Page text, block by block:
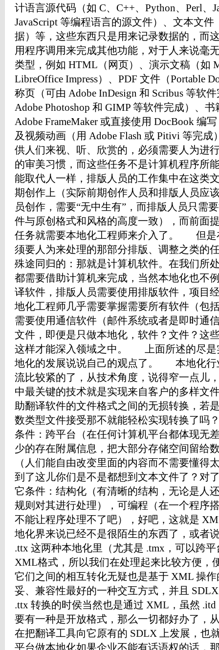
计语言源代码（如 C、C++、Python、Perl、
JavaScript 等编程语言的源文件）、文本文
据）等，这些东西只是用来记录数据的，而
用程序调用来完成其他功能，对于人来说毫
类型，例如 HTML（网页）、演示文稿（如
LibreOffice Impress）、PDF 文件（Portable
称页（可由 Adobe InDesign 和 Scribus 等软
Adobe Photoshop 和 GIMP 等软件完成）、
Adobe FrameMaker 或直接使用 DocBook 编
及视频动画（用 Adobe Flash 或 Pitivi 等完
供人们来视、听、欣赏的，必须需要人为进
的审美习惯，而这些任务不是计算机程序所
能取代人一样，排版人员的工作集中在这类
期创作上（实际前期创作人员和排版人员应
员创作，需要“无中生有”，而排版人员只需
件与原创格式和风格的高度一致），而前面
任务就需要本地化工程师来介入了。 但是
须要人为来处理的那部分排版、调整之类的
殊途同归的：那就是计算机软件。在我们所
都需要借助计算机来完成，当然本地化也不
译软件，排版人员需要使用排版软件，项目
地化工程师几乎需要掌握需要所有软件（包
需要使用通信软件（邮件系统或者是即时通
文件，即便是只做本地化，软件？文件？这
这样才能深入领域之中。 上面所述的尽是
地化的发展说说自己的观点了。 本地化行
流比较紧的了，从技术角度，说得窄一点儿
中最关键的技术就是实现来自客户的多样文
助翻译软件的文件格式之间的无损转换，若
数类型文件接受那不就能轻松实现转换了吗
条件：跨平台（在任何计算机平台都体现无
少的存在附属信息，把大部分存储空间留给
（人们能自由改变里面的内容而不需要懂得
到了这儿你们是不是都想到文本文件了？对
它条件：结构化（有清晰的结构，无论是人
规则对其进行处理），可编程（在一个程序
不能让程序处理不了吧），好吧，这就是
地化界来说已经不是很陌生的东西了，或者
.ttx 这两种本地化里（尤其是 .tmx，可以跨
XML格式，所以我们在处理起来比较方便，
它们之间的相互转化无疑也是基于 XML 操
妥、兼容性最好的一种交互方式，并且
.ttx 转换的时侯当然也是通过 XML，虽然
要有一种是开放格式，那么一切都好办了，
在把翻译工具向它原有的 SDLX 上发展，也
平台做本地化如果企业不能有话语权的话，